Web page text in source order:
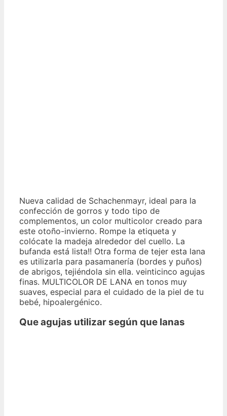
Nueva calidad de Schachenmayr, ideal para la
confección de gorros y todo tipo de
complementos, un color multicolor creado para
este otoño-invierno. Rompe la etiqueta y
colócate la madeja alrededor del cuello. La
bufanda está lista!! Otra forma de tejer esta lana
es utilizarla para pasamanería (bordes y puños)
de abrigos, tejiéndola sin ella. veinticinco agujas
finas. MULTICOLOR DE LANA en tonos muy
suaves, especial para el cuidado de la piel de tu
bebé, hipoalergénico.
Que agujas utilizar según que lanas